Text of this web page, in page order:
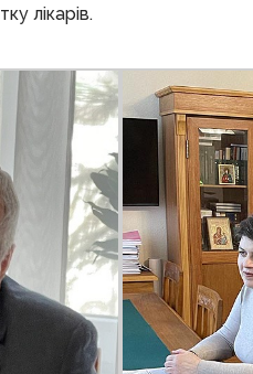
лікарів.